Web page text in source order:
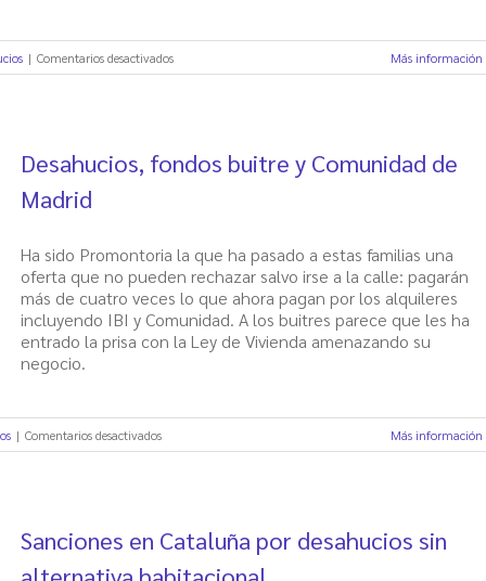
| Comentarios desactivadosen
Intento
72
alquiler
Más información
Desahucios, fondos buitre y Comunidad de
Madrid
Ha sido Promontoria la que ha pasado a estas familias una
oferta que no pueden rechazar salvo irse a la calle: pagarán
más de cuatro veces lo que ahora pagan por los alquileres
incluyendo IBI y Comunidad. A los buitres parece que les ha
entrado la prisa con la Ley de Vivienda amenazando su
negocio.
| Comentarios desactivadosen
Desahucios,
Comunidad
de
Más información
Sanciones en Cataluña por desahucios sin